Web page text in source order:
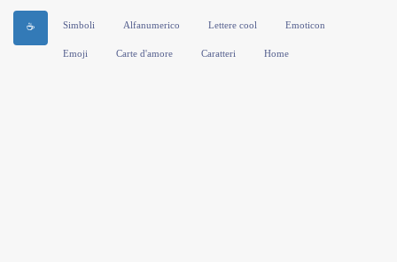
☕ Simboli Alfanumerico Lettere cool Emoticon
Emoji Carte d'amore Caratteri Home